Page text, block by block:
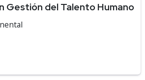
Gestión del Talento Humano